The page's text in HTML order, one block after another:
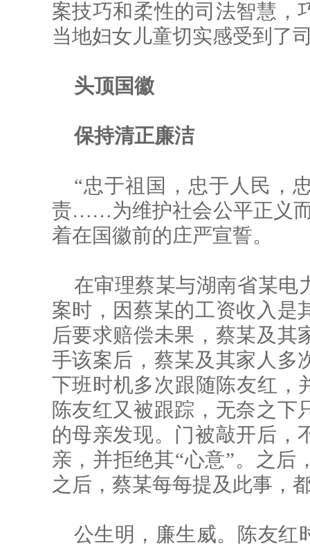
案技巧和柔性的司法智慧，
当地妇女儿童切实感受到了
头顶国徽
保持清正廉洁
“忠于祖国，忠于人民，
责……为维护社会公平正义
着在国徽前的庄严宣誓。
在审理蔡某与湖南省某电
案时，因蔡某的工资收入是
后要求赔偿未果，蔡某及其
手该案后，蔡某及其家人多
下班时机多次跟随陈友红，
陈友红又被跟踪，无奈之下
的母亲发现。门被敲开后，
亲，并拒绝其“心意”。之后
之后，蔡某每每提及此事，
公生明，廉生威。陈友红